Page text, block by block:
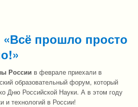
«Всё прошло просто
России в феврале приехали в
образовательный форум, который
Дню Российской Науки. А в этом году
и технологий в России!